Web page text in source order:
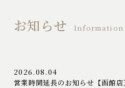
お知らせ Information
2026.08.04
営業時間延長のお知らせ【函館店